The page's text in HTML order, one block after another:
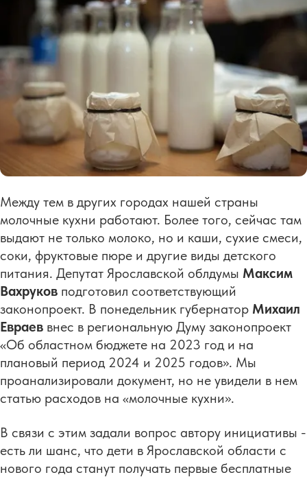
Между тем в других городах нашей страны
молочные кухни работают. Более того, сейчас там
выдают не только молоко, но и каши, сухие смеси,
соки, фруктовые пюре и другие виды детского
питания. Депутат Ярославской облдумы Максим
Вахруков подготовил соответствующий
законопроект. В понедельник губернатор Михаил
Евраев внес в региональную Думу законопроект
«Об областном бюджете на 2023 год и на
плановый период 2024 и 2025 годов». Мы
проанализировали документ, но не увидели в нем
статью расходов на «молочные кухни».
В связи с этим задали вопрос автору инициативы -
есть ли шанс, что дети в Ярославской области с
нового года станут получать первые бесплатные